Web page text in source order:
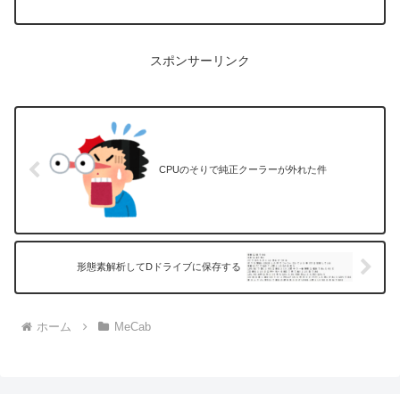
をつくりたい！でもAnacondaはそんなに
スポンサーリンク
CPUのそりで純正クーラーが外れた件
形態素解析してDドライブに保存する
ホーム MeCab